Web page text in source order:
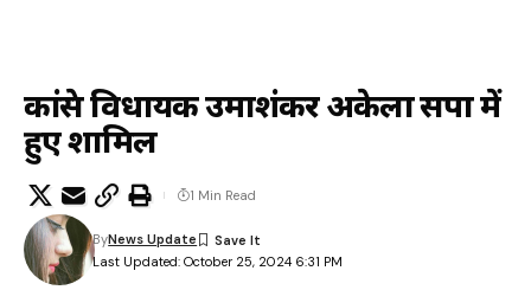
कांग्रेस विधायक उमाशंकर अकेला सपा में
हुए शामिल
Last Updated: October 25, 2024 6:31 PM
ByNews Update
1 Min Read